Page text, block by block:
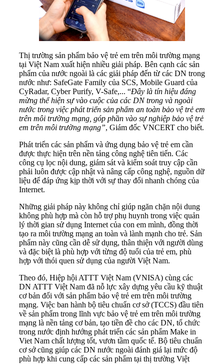
Thị trường sản phẩm bảo vệ trẻ em trên môi trường mạng
tại Việt Nam xuất hiện nhiều giải pháp. Bên cạnh các sản
phẩm của nước ngoài là các giải pháp đến từ các DN trong
nước như: SafeGate Family của SCS, Mobile Guard của
CyRadar, Cyber Purify, V-Safe,... “Đây là tín hiệu đáng
mừng thể hiện sự vào cuộc của các DN trong và ngoài
nước trong việc phát triển sản phẩm an toàn bảo vệ trẻ em
trên môi trường mạng, góp phần vào sự nghiệp bảo vệ trẻ
em trên môi trường mạng”, Giám đốc VNCERT cho biết.
Phát triển các sản phẩm và ứng dụng bảo vệ trẻ em cần
được thực hiện trên nền tảng công nghệ tiên tiến. Các
công cụ lọc nội dung, giám sát và kiểm soát truy cập cần
phải luôn được cập nhật và nâng cấp công nghệ, nguồn dữ
liệu để đáp ứng kịp thời với sự thay đổi nhanh chóng của
Internet.
Những giải pháp này không chỉ giúp ngăn chặn nội dung
không phù hợp mà còn hỗ trợ phụ huynh trong việc quản
lý thời gian sử dụng Internet của con em mình, đồng thời
tạo ra môi trường mạng an toàn và lành mạnh cho trẻ. Sản
phẩm này cũng cần dễ sử dụng, thân thiện với người dùng
và đặc biệt là phù hợp với từng độ tuổi của trẻ em, phù
hợp với thói quen sử dụng của người Việt Nam.
Theo đó, Hiệp hội ATTT Việt Nam (VNISA) cùng các
DN ATTT Việt Nam đã nỗ lực xây dựng yêu cầu kỹ thuật
cơ bản đối với sản phẩm bảo vệ trẻ em trên môi trường
mạng. Việc ban hành bộ tiêu chuẩn cơ sở (TCCS) đầu tiên
về sản phẩm trong lĩnh vực bảo vệ trẻ em trên môi trường
mạng là nền tảng cơ bản, tạo tiền đề cho các DN, tổ chức
trong nước định hướng phát triển các sản phẩm Make in
Viet Nam chất lượng tốt, vươn tầm quốc tế. Bộ tiêu chuẩn
cơ sở cũng giúp các DN nước ngoài đánh giá lại mức độ
phù hợp khi cung cấp các sản phẩm tại thị trường Việt